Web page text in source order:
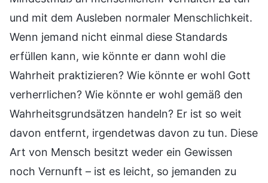
und mit dem Ausleben normaler Menschlichkeit.
Wenn jemand nicht einmal diese Standards
erfüllen kann, wie könnte er dann wohl die
Wahrheit praktizieren? Wie könnte er wohl Gott
verherrlichen? Wie könnte er wohl gemäß den
Wahrheitsgrundsätzen handeln? Er ist so weit
davon entfernt, irgendetwas davon zu tun. Diese
Art von Mensch besitzt weder ein Gewissen
noch Vernunft – ist es leicht, so jemanden zu